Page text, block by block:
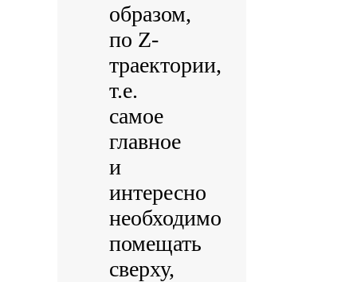
образом,
по Z-
траектории,
т.е.
самое
главное
и
интересно
необходимо
помещать
сверху,